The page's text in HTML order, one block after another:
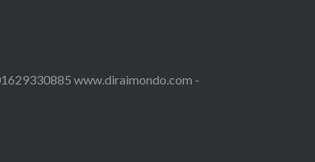
www.diraimondo.com -